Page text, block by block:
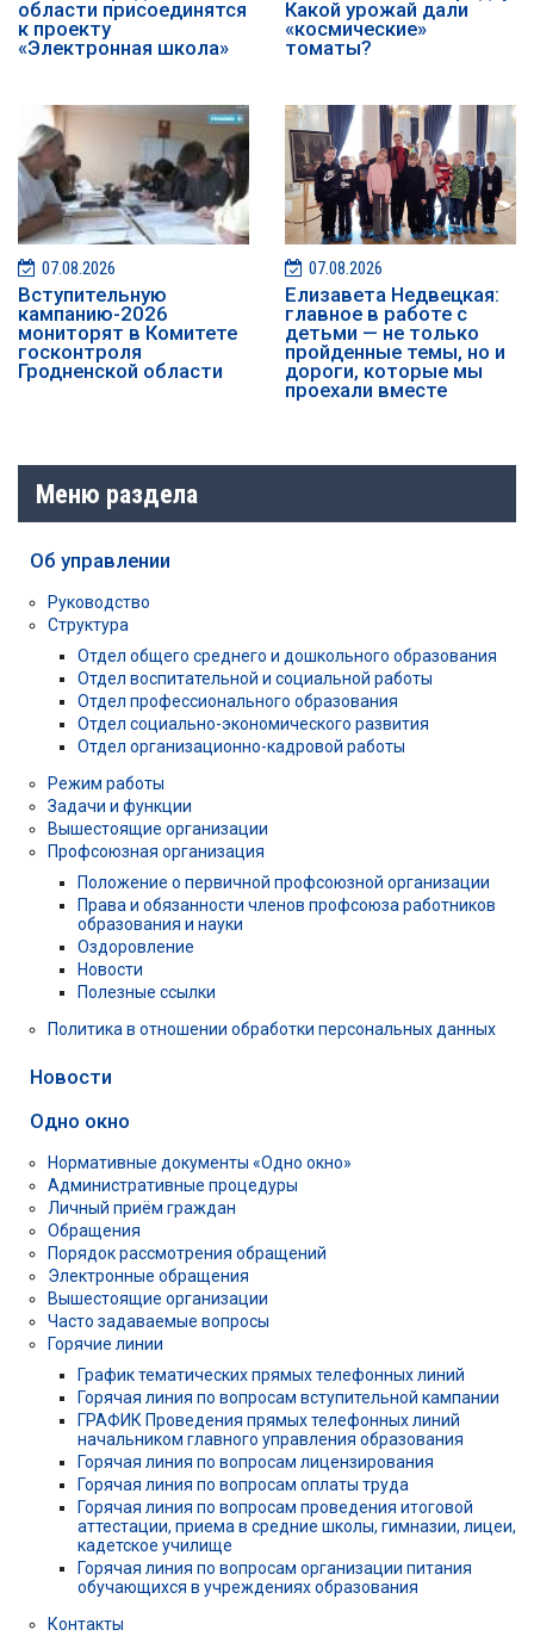
области присоединятся
к проекту
«Электронная школа»
Какой урожай дали
«космические»
томаты?
07.08.2026
️️Вступительную
кампанию-2026
мониторят в Комитете
госконтроля
Гродненской области
07.08.2026
Елизавета Недвецкая:
главное в работе с
детьми — не только
пройденные темы, но и
дороги, которые мы
проехали вместе
Меню раздела
Об управлении
Руководство
Структура
Отдел общего среднего и дошкольного образования
Отдел воспитательной и социальной работы
Отдел профессионального образования
Отдел социально-экономического развития
Отдел организационно-кадровой работы
Режим работы
Задачи и функции
Вышестоящие организации
Профсоюзная организация
Положение о первичной профсоюзной организации
Права и обязанности членов профсоюза работников
образования и науки
Оздоровление
Новости
Полезные ссылки
Политика в отношении обработки персональных данных
Новости
Одно окно
Нормативные документы «Одно окно»
Административные процедуры
Личный приём граждан
Обращения
Порядок рассмотрения обращений
Электронные обращения
Вышестоящие организации
Часто задаваемые вопросы
Горячие линии
График тематических прямых телефонных линий
Горячая линия по вопросам вступительной кампании
ГРАФИК Проведения прямых телефонных линий
начальником главного управления образования
Горячая линия по вопросам лицензирования
Горячая линия по вопросам оплаты труда
Горячая линия по вопросам проведения итоговой
аттестации, приема в средние школы, гимназии, лицеи,
кадетское училище
Горячая линия по вопросам организации питания
обучающихся в учреждениях образования
Контакты